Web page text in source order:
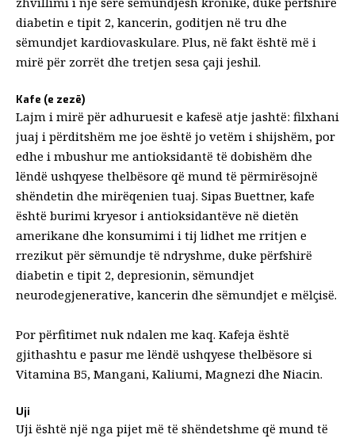
diabetin e tipit 2, kancerin, goditjen në tru dhe
sëmundjet kardiovaskulare. Plus, në fakt është më i
mirë për zorrët dhe tretjen sesa çaji jeshil.
Kafe (e zezë)
Lajm i mirë për adhuruesit e kafesë atje jashtë: filxhani
juaj i përditshëm me joe është jo vetëm i shijshëm, por
edhe i mbushur me antioksidantë të dobishëm dhe
lëndë ushqyese thelbësore që mund të përmirësojnë
shëndetin dhe mirëqenien tuaj. Sipas Buettner, kafe
është burimi kryesor i antioksidantëve në dietën
amerikane dhe konsumimi i tij lidhet me rritjen e
rrezikut për sëmundje të ndryshme, duke përfshirë
diabetin e tipit 2, depresionin, sëmundjet
neurodegjenerative, kancerin dhe sëmundjet e mëlçisë.
Por përfitimet nuk ndalen me kaq. Kafeja është
gjithashtu e pasur me lëndë ushqyese thelbësore si
Vitamina B5, Mangani, Kaliumi, Magnezi dhe Niacin.
Uji
Uji është një nga pijet më të shëndetshme që mund të